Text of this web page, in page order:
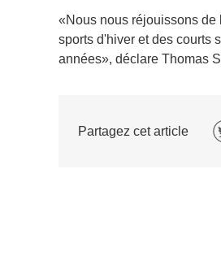
«Nous nous réjouissons
sports d'hiver et des courts
années», déclare Thomas
Partagez cet article